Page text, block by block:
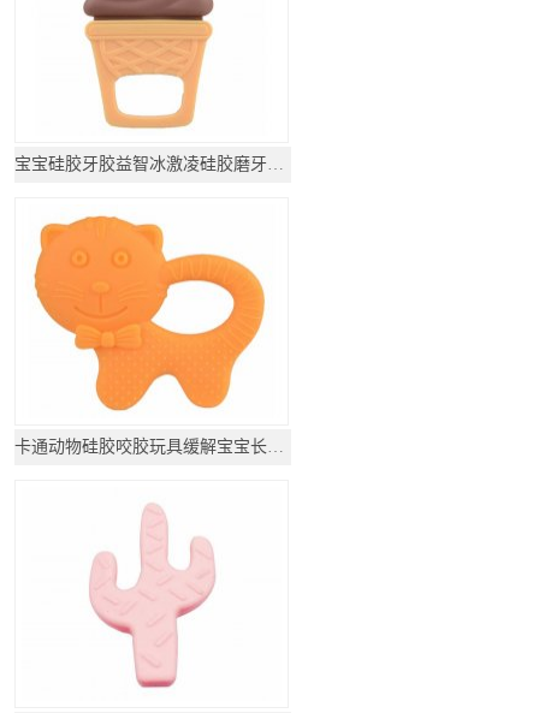
宝宝硅胶牙胶益智冰激凌硅胶磨牙玩具
卡通动物硅胶咬胶玩具缓解宝宝长牙不适